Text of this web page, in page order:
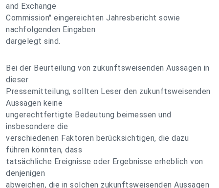
and Exchange
Commission" eingereichten Jahresbericht sowie
nachfolgenden Eingaben
dargelegt sind.
Bei der Beurteilung von zukunftsweisenden Aussagen in
dieser
Pressemitteilung, sollten Leser den zukunftsweisenden
Aussagen keine
ungerechtfertigte Bedeutung beimessen und
insbesondere die
verschiedenen Faktoren berücksichtigen, die dazu
führen könnten, dass
tatsächliche Ereignisse oder Ergebnisse erheblich von
denjenigen
abweichen, die in solchen zukunftsweisenden Aussagen